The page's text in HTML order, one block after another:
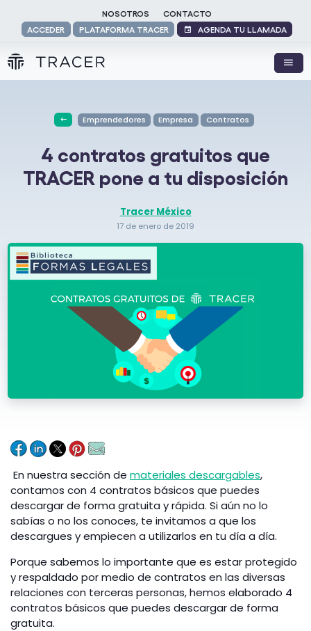
NOSOTROS
CONTACTO
ACCEDER
PLATAFORMA TRACER AGENDA TU LLAMADA
Emprendedores Empresa Contratos
4 contratos gratuitos que
TRACER pone a tu disposición
Tracer México
17 de enero de 2019
En nuestra sección de materiales descargables,
contamos con 4 contratos básicos que puedes
descargar de forma gratuita y rápida. Si aún no lo
sabías o no los conoces, te invitamos a que los
descargues y empiecen a utilizarlos en tu día a día.
Porque sabemos lo importante que es estar protegido
y respaldado por medio de contratos en las diversas
relaciones con terceras personas, hemos elaborado 4
contratos básicos que puedes descargar de forma
gratuita.